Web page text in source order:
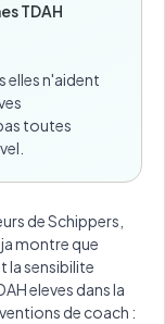
TDAH
elles n'aident
toutes
de Schippers,
montre que
la sensibilite
eleves dans la
de coach :